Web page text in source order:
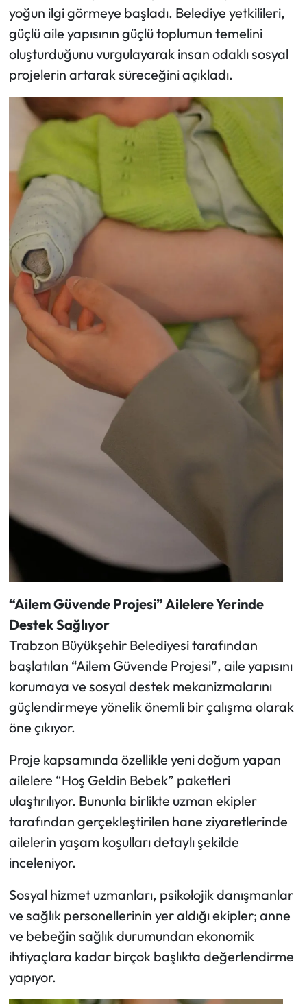
yoğun ilgi görmeye başladı. Belediye yetkilileri,
güçlü aile yapısının güçlü toplumun temelini
oluşturduğunu vurgulayarak insan odaklı sosyal
projelerin artarak süreceğini açıkladı.
“Ailem Güvende Projesi” Ailelere Yerinde
Destek Sağlıyor
Trabzon Büyükşehir Belediyesi tarafından
başlatılan “Ailem Güvende Projesi”, aile yapısını
korumaya ve sosyal destek mekanizmalarını
güçlendirmeye yönelik önemli bir çalışma olarak
öne çıkıyor.
Proje kapsamında özellikle yeni doğum yapan
ailelere “Hoş Geldin Bebek” paketleri
ulaştırılıyor. Bununla birlikte uzman ekipler
tarafından gerçekleştirilen hane ziyaretlerinde
ailelerin yaşam koşulları detaylı şekilde
inceleniyor.
Sosyal hizmet uzmanları, psikolojik danışmanlar
ve sağlık personellerinin yer aldığı ekipler; anne
ve bebeğin sağlık durumundan ekonomik
ihtiyaçlara kadar birçok başlıkta değerlendirme
yapıyor.
Teknoloji